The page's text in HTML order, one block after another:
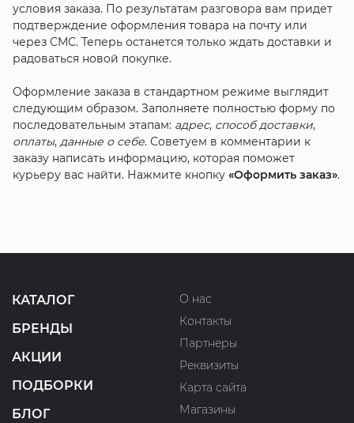
условия заказа. По результатам разговора вам придет
подтверждение оформления товара на почту или
через СМС. Теперь останется только ждать доставки и
радоваться новой покупке.
Оформление заказа в стандартном режиме выглядит
следующим образом. Заполняете полностью форму по
последовательным этапам: адрес, способ доставки,
оплаты, данные о себе. Советуем в комментарии к
заказу написать информацию, которая поможет
курьеру вас найти. Нажмите кнопку «Оформить заказ».
КАТАЛОГ
БРЕНДЫ
АКЦИИ
ПОДБОРКИ
БЛОГ
О нас
Контакты
Партнеры
Реквизиты
Карта сайта
Магазины